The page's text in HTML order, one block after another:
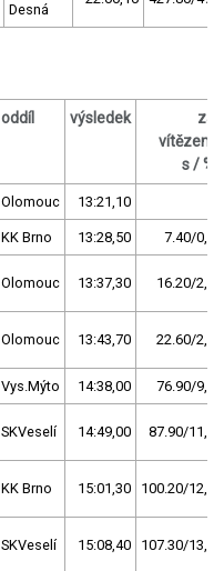
Desná
oddíl výsledek
za
vítězem
s / %
Olomouc 13:21,10
KK Brno 13:28,50 7.40/0,9
Olomouc 13:37,30 16.20/2,0
Olomouc 13:43,70 22.60/2,8
Vys.Mýto 14:38,00 76.90/9,6
SKVeselí 14:49,00 87.90/11,0
KK Brno 15:01,30 100.20/12,5
SKVeselí 15:08,40 107.30/13,4